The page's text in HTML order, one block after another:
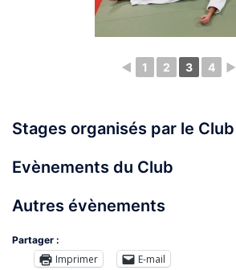
◄ 1 2 3 4 ►
Stages organisés par le Club
Evènements du Club
Autres évènements
Partager :
Imprimer E-mail